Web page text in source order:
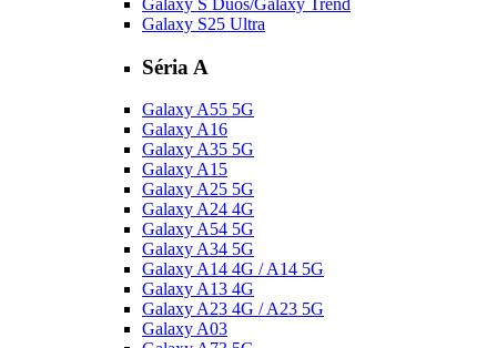
Galaxy S Duos/Galaxy Trend
Galaxy S25 Ultra
Séria A
Galaxy A55 5G
Galaxy A16
Galaxy A35 5G
Galaxy A15
Galaxy A25 5G
Galaxy A24 4G
Galaxy A54 5G
Galaxy A34 5G
Galaxy A14 4G / A14 5G
Galaxy A13 4G
Galaxy A23 4G / A23 5G
Galaxy A03